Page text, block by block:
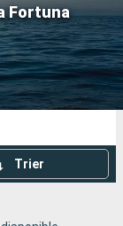
Fortuna
Trier